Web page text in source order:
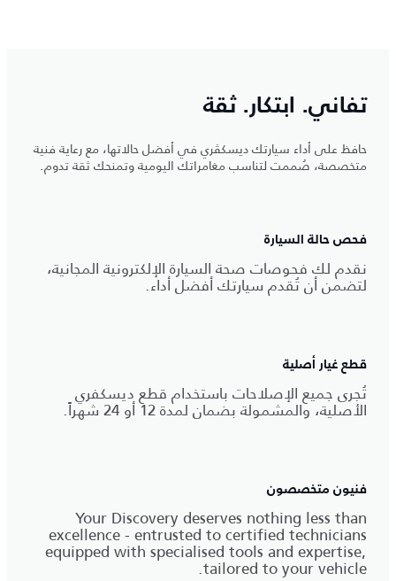
تفاني. ابتكار. ثقة
حافظ على أداء سيارتك ديسكڤري في أفضل حالاتها، مع رعاية فنية
متخصصة، صُممت لتناسب مغامراتك اليومية وتمنحك ثقة تدوم.
فحص حالة السيارة
نقدم لك فحوصات صحة السيارة الإلكترونية المجانية،
لتضمن أن تُقدم سيارتك أفضل أداء.
قطع غيار أصلية
تُجرى جميع الإصلاحات باستخدام قطع ديسكفري
الأصلية، والمشمولة بضمان لمدة 12 أو 24 شهراً.
فنيون متخصصون
Your Discovery deserves nothing less than
excellence - entrusted to certified technicians
equipped with specialised tools and expertise,
tailored to your vehicle.